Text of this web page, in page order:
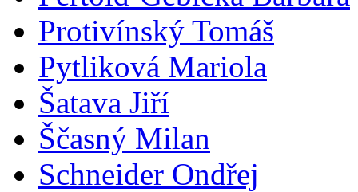
Protivínský Tomáš
Pytliková Mariola
Šatava Jiří
Ščasný Milan
Schneider Ondřej